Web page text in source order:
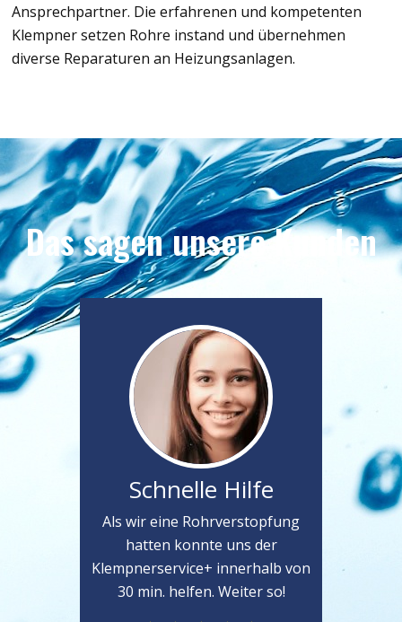
Ansprechpartner. Die erfahrenen und kompetenten
Klempner setzen Rohre instand und übernehmen
diverse Reparaturen an Heizungsanlagen.
Das sagen unsere Kunden
Schnelle Hilfe
Als wir eine Rohrverstopfung
hatten konnte uns der
Klempnerservice+ innerhalb von
30 min. helfen. Weiter so!